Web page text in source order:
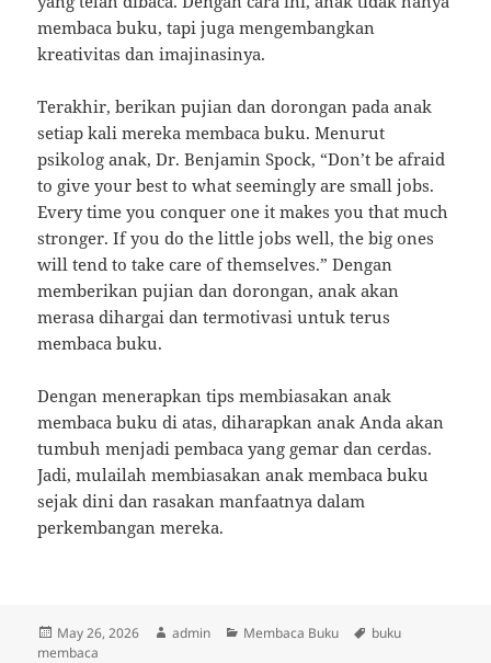
membaca buku, tapi juga mengembangkan
kreativitas dan imajinasinya.
Terakhir, berikan pujian dan dorongan pada anak
setiap kali mereka membaca buku. Menurut
psikolog anak, Dr. Benjamin Spock, “Don’t be afraid
to give your best to what seemingly are small jobs.
Every time you conquer one it makes you that much
stronger. If you do the little jobs well, the big ones
will tend to take care of themselves.” Dengan
memberikan pujian dan dorongan, anak akan
merasa dihargai dan termotivasi untuk terus
membaca buku.
Dengan menerapkan tips membiasakan anak
membaca buku di atas, diharapkan anak Anda akan
tumbuh menjadi pembaca yang gemar dan cerdas.
Jadi, mulailah membiasakan anak membaca buku
sejak dini dan rasakan manfaatnya dalam
perkembangan mereka.
Posted
on
May 26, 2026 Author
admin Categories
Membaca Buku Tags
buku
membaca